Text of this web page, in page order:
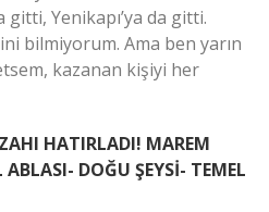
Yenikapı’ya da gitti.
bilmiyorum. Ama ben yarın
kazanan kişiyi her
HATIRLADI! MAREM
DOĞU ŞEYSİ- TEMEL